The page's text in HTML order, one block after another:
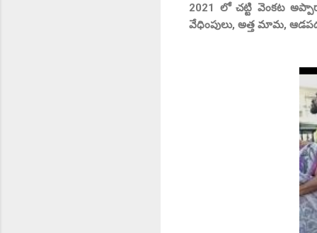
2021 లో చట్టి వెంకట
వేధింపులు, అత్త మామ,